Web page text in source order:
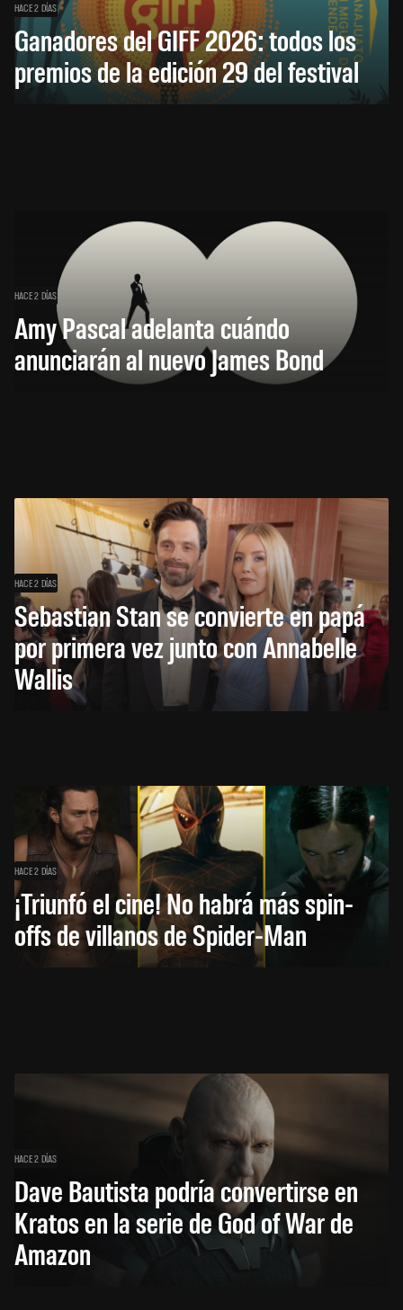
HACE 2 DÍAS
Ganadores del GIFF 2026: todos los
premios de la edición 29 del festival
HACE 2 DÍAS
Amy Pascal adelanta cuándo
anunciarán al nuevo James Bond
HACE 2 DÍAS
Sebastian Stan se convierte en papá
por primera vez junto con Annabelle
Wallis
HACE 2 DÍAS
¡Triunfó el cine! No habrá más spin-
offs de villanos de Spider-Man
HACE 2 DÍAS
Dave Bautista podría convertirse en
Kratos en la serie de God of War de
Amazon